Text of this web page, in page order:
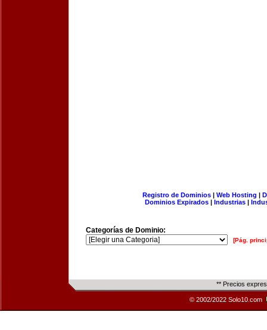
Registro de Dominios| Web Hosting |
Dominios Expirados | Industrias |
Categorías de Dominio:
[Pág.
** Precios
© 2002/2022 Solo10.com